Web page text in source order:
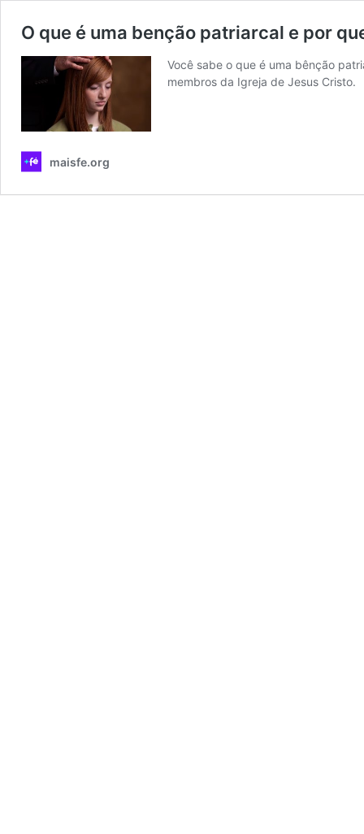
O que é uma benção patriarcal e por
Você sabe o que é uma bênção
membros da Igreja de Jesus Cristo.
maisfe.org